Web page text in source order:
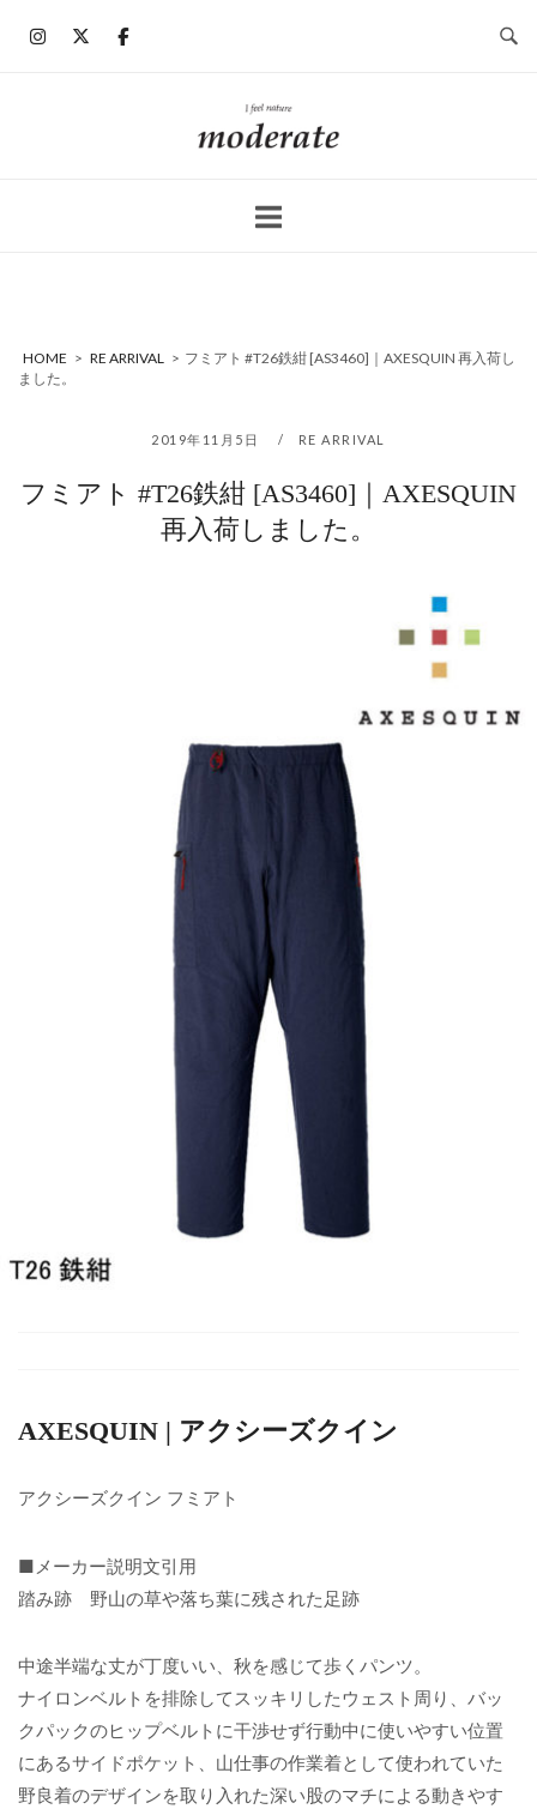
ホ
ー
HOME > RE ARRIVAL > フミアト #T26鉄紺 [AS3460]｜AXESQUIN 再入荷し
ました。
2019年11月5日 RE ARRIVAL
フミアト #T26鉄紺 [AS3460]｜AXESQUIN
再入荷しました。
AXESQUIN | アクシーズクイン
アクシーズクイン フミアト
■メーカー説明文引用
踏み跡 野山の草や落ち葉に残された足跡
中途半端な丈が丁度いい、秋を感じて歩くパンツ。
ナイロンベルトを排除してスッキリしたウェスト周り、バッ
クパックのヒップベルトに干渉せず行動中に使いやすい位置
にあるサイドポケット、山仕事の作業着として使われていた
野良着のデザインを取り入れた深い股のマチによる動きやす